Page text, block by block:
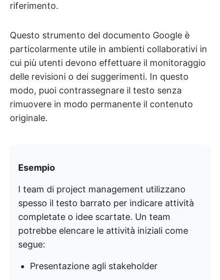
riferimento.
Questo strumento del documento Google è
particolarmente utile in ambienti collaborativi in
cui più utenti devono effettuare il monitoraggio
delle revisioni o dei suggerimenti. In questo
modo, puoi contrassegnare il testo senza
rimuovere in modo permanente il contenuto
originale.
Esempio
I team di project management utilizzano
spesso il testo barrato per indicare attività
completate o idee scartate. Un team
potrebbe elencare le attività iniziali come
segue:
Presentazione agli stakeholder